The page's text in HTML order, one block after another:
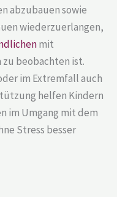
abzubauen sowie
wiederzuerlangen,
mit
beobachten ist.
im Extremfall auch
helfen Kindern
im Umgang mit dem
Stress besser